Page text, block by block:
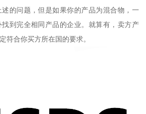
的问题，但是如果你的产品为混合物，一
到完全相同产品的企业。就算有，卖方产
符合你买方所在国的要求。